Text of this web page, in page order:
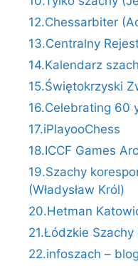
12.Chessarbiter
13.Centralny
14.Kalendarz
15.Świętokrzyski
16.Celebrating 60
17.iPlayooChess
18.ICCF Games
19.Szachy
(Władysław Król)
20.Hetman
21.Łódzkie
22.infoszach –